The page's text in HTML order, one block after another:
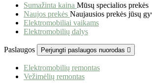
Sumažinta kaina Mūsų specialios prekės
Naujos prekės Naujausios prekės jūsų
Elektromobiliai vaikams
Elektromobilių dalys
Paslaugos Perjungti paslaugos nuorodas 
Elektromobilių remontas
Vežimėlių remontas